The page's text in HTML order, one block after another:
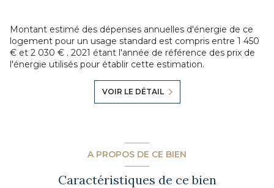
Montant estimé des dépenses annuelles d'énergie de ce
logement pour un usage standard est compris entre 1 450
€ et 2 030 € . 2021 étant l'année de référence des prix de
l'énergie utilisés pour établir cette estimation.
VOIR LE DÉTAIL
A PROPOS DE CE BIEN
Caractéristiques de ce bien